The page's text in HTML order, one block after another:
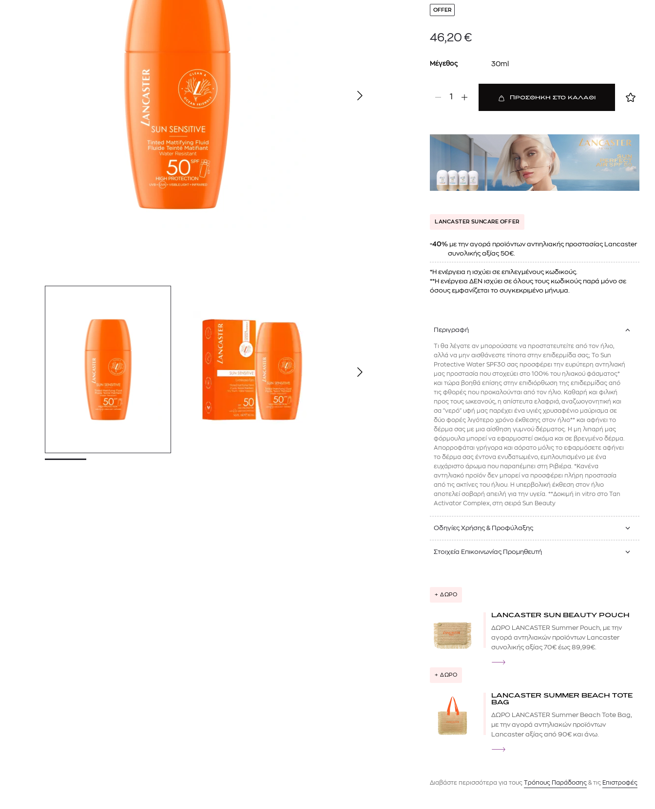
TOM FORD
365,00
MC2 SAINT BARTH
ΑΝΔΡΙΚΟ ΜΑΓΙΟ ΣΟΡΤΣ
DIOR
61,84 € OFFER
OFFER
46,20 €
Μέγεθος 30ml
1 ΠΡΟΣΘΗΚΗ ΣΤΟ ΚΑΛΑΘΙ
LANCASTER SUNCARE OFFER
-40% με την αγορά προϊόντων αντιηλιακής προστασίας Lancaster
συνολικής αξίας 50€.
*Η ενέργεια η ισχύει σε επιλεγμένους κωδικούς.
**Η ενέργεια ΔΕΝ ισχύει σε όλους τους κωδικούς παρά μόνο σε
όσους εμφανίζεται το συγκεκριμένο μήνυμα.
Περιγραφή
Τι θα λέγατε αν μπορούσατε να προστατευτείτε από τον ήλιο,
αλλά να μην αισθάνεστε τίποτα στην επιδερμίδα σας; Το Sun
Protective Water SPF30 σας προσφέρει την ευρύτερη αντηλιακή
μας προστασία που στοχεύει στο 100% του ηλιακού φάσματος*
και τώρα βοηθά επίσης στην επιδιόρθωση της επιδερμίδας από
τις φθορές που προκαλούνται από τον ήλιο. Καθαρή και φιλική
προς τους ωκεανούς, η απίστευτα ελαφριά, αναζωογονητική και
σα "νερό" υφή μας παρέχει ένα υγιές χρυσαφένιο μαύρισμα σε
δύο φορές λιγότερο χρόνο έκθεσης στον ήλιο** και αφήνει το
δέρμα σας με μια αίσθηση γυμνού δέρματος. Η μη λιπαρή μας
φόρμουλα μπορεί να εφαρμοστεί ακόμα και σε βρεγμένο δέρμα.
Απορροφάται γρήγορα και αόρατο μόλις το εφαρμόσετε αφήνει
το δέρμα σας έντονα ενυδατωμένο, εμπλουτισμένο με ένα
ευχάριστο άρωμα που παραπέμπει στη Ριβιέρα. *Κανένα
αντηλιακό προϊόν δεν μπορεί να προσφέρει πλήρη προστασία
από τις ακτίνες του ήλιου. Η υπερβολική έκθεση στον ήλιο
αποτελεί σοβαρή απειλή για την υγεία. **Δοκιμή in vitro στο Tan
Activator Complex, στη σειρά Sun Beauty
Οδηγίες Χρήσης & Προφύλαξης
Στοιχεία Επικοινωνίας Προμηθευτή
+ ΔΩΡΟ
LANCASTER SUN BEAUTY POUCH
ΔΩΡΟ LANCASTER Summer Pouch, με την
αγορά αντηλιακών προϊόντων Lancaster
συνολικής αξίας 70€ έως 89,99€.
+ ΔΩΡΟ
LANCASTER SUMMER BEACH TOTE
BAG
ΔΩΡΟ LANCASTER Summer Beach Tote Bag,
με την αγορά αντηλιακών προϊόντων
Lancaster αξίας από 90€ και άνω.
Διαβάστε περισσότερα για τους Tρόπους Παράδοσης & τις Επιστροφές